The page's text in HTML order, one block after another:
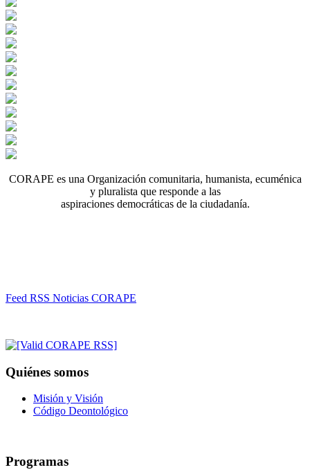
CORAPE es una Organización comunitaria, humanista, ecuménica
y pluralista que responde a las
aspiraciones democráticas de la ciudadanía.
Feed RSS Noticias CORAPE
Quiénes somos
Misión y Visión
Código Deontológico
Programas